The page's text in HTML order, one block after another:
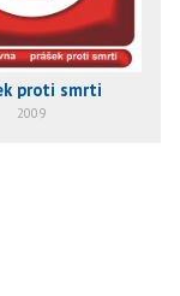
proti smrti
2009